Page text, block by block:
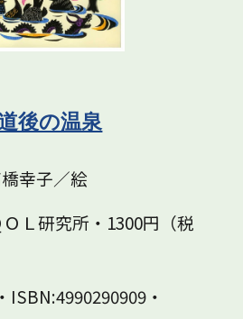
後の温泉
幸子／絵
Ｌ研究所・1300円（税
ISBN:4990290909 ・